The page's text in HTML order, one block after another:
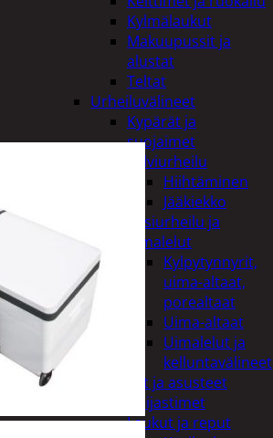
Kylmälaukut
Makuupussit ja
alustat
Teltat
Urheiluvälineet
Kypärät ja
suojaimet
Talviurheilu
Hiihtäminen
Jääkiekko
Vesiurheilu ja
uimalelut
Kylpytynnyrit,
uima-altaat,
porealtaat
Uima-altaat
Uimalelut ja
kelluntavälineet
Vaatteet ja asusteet
Heijastimet
Laukut ja reput